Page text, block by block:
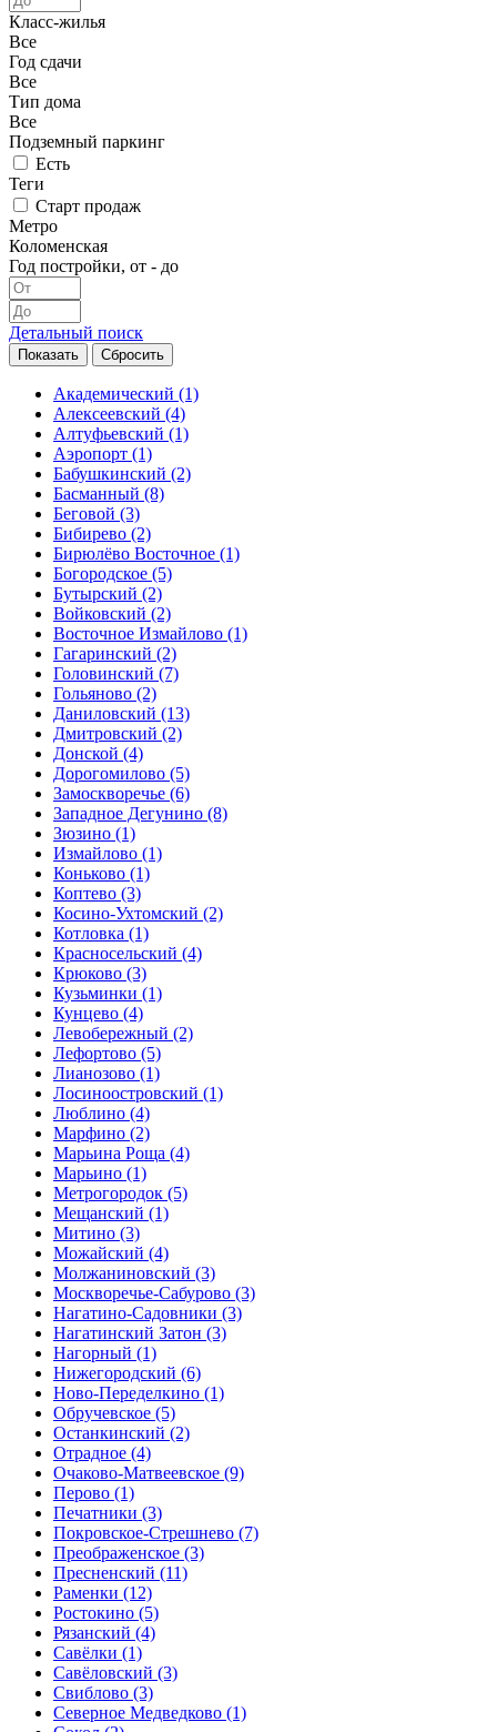
Класс-жилья
Все
Год сдачи
Все
Тип дома
Все
Подземный паркинг
Есть
Теги
Старт продаж
Метро
Коломенская
Год постройки, от - до
Детальный поиск
Академический (1)
Алексеевский (4)
Алтуфьевский (1)
Аэропорт (1)
Бабушкинский (2)
Басманный (8)
Беговой (3)
Бибирево (2)
Бирюлёво Восточное (1)
Богородское (5)
Бутырский (2)
Войковский (2)
Восточное Измайлово (1)
Гагаринский (2)
Головинский (7)
Гольяново (2)
Даниловский (13)
Дмитровский (2)
Донской (4)
Дорогомилово (5)
Замоскворечье (6)
Западное Дегунино (8)
Зюзино (1)
Измайлово (1)
Коньково (1)
Коптево (3)
Косино-Ухтомский (2)
Котловка (1)
Красносельский (4)
Крюково (3)
Кузьминки (1)
Кунцево (4)
Левобережный (2)
Лефортово (5)
Лианозово (1)
Лосиноостровский (1)
Люблино (4)
Марфино (2)
Марьина Роща (4)
Марьино (1)
Метрогородок (5)
Мещанский (1)
Митино (3)
Можайский (4)
Молжаниновский (3)
Москворечье-Сабурово (3)
Нагатино-Садовники (3)
Нагатинский Затон (3)
Нагорный (1)
Нижегородский (6)
Ново-Переделкино (1)
Обручевское (5)
Останкинский (2)
Отрадное (4)
Очаково-Матвеевское (9)
Перово (1)
Печатники (3)
Покровское-Стрешнево (7)
Преображенское (3)
Пресненский (11)
Раменки (12)
Ростокино (5)
Рязанский (4)
Савёлки (1)
Савёловский (3)
Свиблово (3)
Северное Медведково (1)